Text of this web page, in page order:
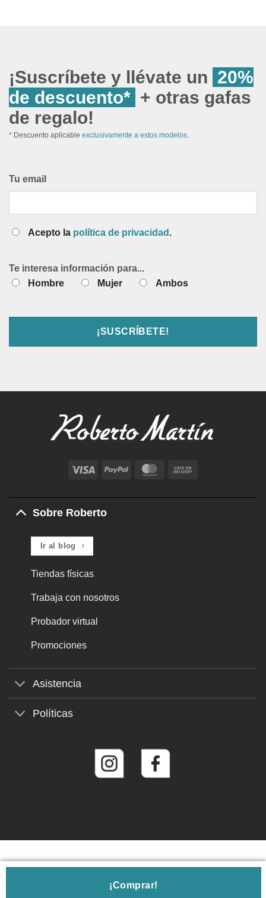
¡Comprar!
¡Suscríbete y llévate un 20%
de descuento* + otras gafas
de regalo!
* Descuento aplicable exclusivamente a estos modelos.
Tu email
Acepto la política de privacidad .
Te interesa información para...
Hombre
Mujer Ambos
Visa PayPal MasterCard
Delivery
Sobre Roberto
Ir al blog
Tiendas físicas
Trabaja con nosotros
Probador virtual
Promociones
Asistencia
Políticas
© 2026Roberto Martín Gafas de Sol